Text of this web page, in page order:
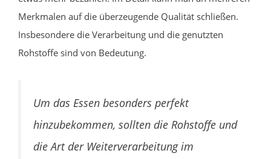
Merkmalen auf die überzeugende Qualität schließen.
Insbesondere die Verarbeitung und die genutzten
Rohstoffe sind von Bedeutung.
Um das Essen besonders perfekt
hinzubekommen, sollten die Rohstoffe und
die Art der Weiterverarbeitung im